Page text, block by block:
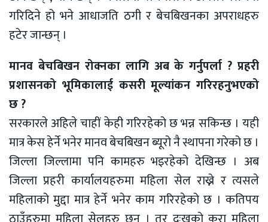
गरिदिने हो भने आधाजति ठगी र बेचबिखनका अपराधहरु
हटेर जान्छन् ।
मानव बेचबिखन रोक्नका लागि अब के गर्नुपर्ला ? प्रहरी
प्रशासनको भूमिकालाई कसरी मूल्यांकन गरिरहनुभएको
छ ?
सरकारले अहिले चाहीं केही गरिरहेको छ भन्न सकिन्छ । यही
मात्र केस हेर्ने भनेर मानव बेचबिखन ब्यूरो नै स्थापना गरेको छ ।
जिल्ला जिल्लामा पनि कामहरु भइरहेको देखिन्छ । अब
जिल्ला प्रहरी कार्यालयहरुमा महिला सेल राख्ने र त्यसले
महिलाको मुद्दा मात्र हेर्ने भनेर काम गरिरहेको छ । कतिपय